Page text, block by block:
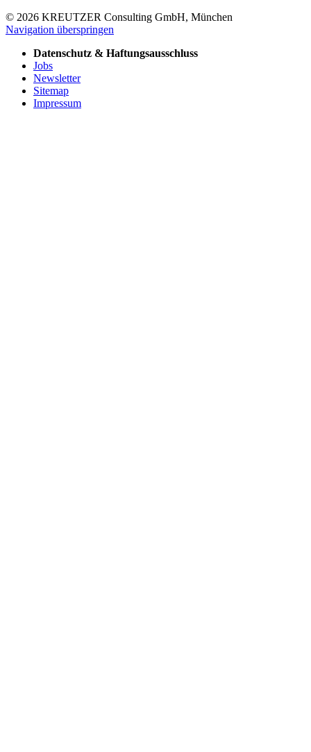
© 2026 KREUTZER Consulting GmbH, München
Navigation überspringen
Datenschutz & Haftungsausschluss
Jobs
Newsletter
Sitemap
Impressum